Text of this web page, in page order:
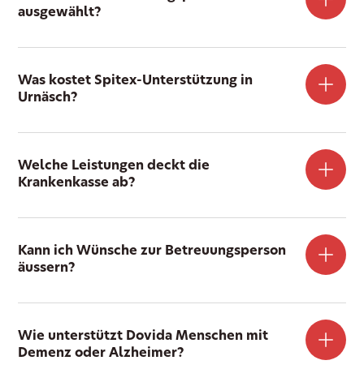
ausgewählt?
Was kostet Spitex-Unterstützung in
Urnäsch?
Welche Leistungen deckt die
Krankenkasse ab?
Kann ich Wünsche zur Betreuungsperson
äussern?
Wie unterstützt Dovida Menschen mit
Demenz oder Alzheimer?